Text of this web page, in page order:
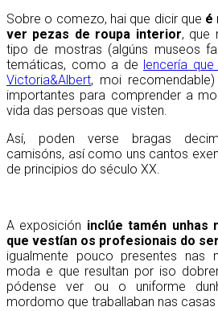
Sobre o comezo, hai que dicir que é
ver pezas de roupa interior, que
tipo de mostras (algúns museos
temáticas, como a de lencería
Victoria&Albert, moi
importantes para comprender a
vida das persoas que visten.
Así, poden verse bragas
camisóns, así como uns cantos
de principios do século XX.
A exposición inclúe tamén unhas
que vestían os profesionais do
igualmente pouco presentes nas
moda e que resultan por iso
pódense ver ou o uniforme
mordomo que traballaban nas